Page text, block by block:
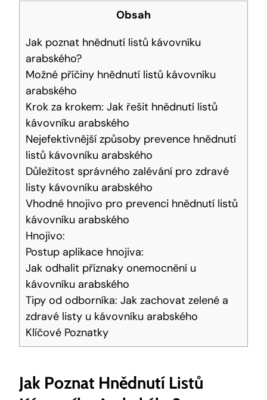
Obsah
Jak poznat hnědnutí listů kávovníku
arabského?
Možné příčiny hnědnutí listů kávovníku
arabského
Krok za krokem: Jak řešit hnědnutí listů
kávovníku arabského
Nejefektivnější způsoby prevence hnědnutí
listů kávovníku arabského
Důležitost správného zalévání pro zdravé
listy kávovníku arabského
Vhodné hnojivo pro prevenci hnědnutí listů
kávovníku arabského
Hnojivo:
Postup aplikace hnojiva:
Jak odhalit příznaky onemocnění u
kávovníku arabského
Tipy od odborníka: Jak zachovat zelené a
zdravé listy u kávovníku arabského
Klíčové Poznatky
Jak Poznat Hnědnutí Listů